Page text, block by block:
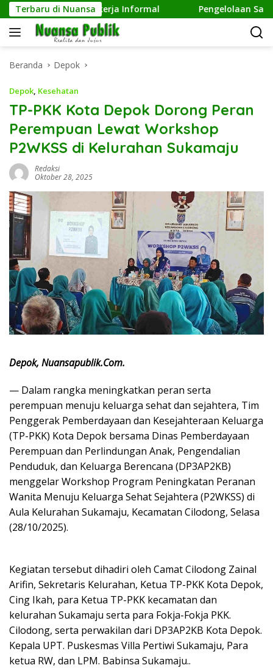
Langsung
ke
konten
Terbaru di Nuansa
terhadap Pekerja Informal Pengelolaan Sampah
Beranda Depok
Depok, Kesehatan
TP-PKK Kota Depok Dorong Peran
Perempuan Lewat Workshop
P2WKSS di Kelurahan Sukamaju
Redaksi
Oktober 28, 2025
Depok, Nuansapublik.Com.
— Dalam rangka meningkatkan peran serta
perempuan menuju keluarga sehat dan sejahtera, Tim
Penggerak Pemberdayaan dan Kesejahteraan Keluarga
(TP-PKK) Kota Depok bersama Dinas Pemberdayaan
Perempuan dan Perlindungan Anak, Pengendalian
Penduduk, dan Keluarga Berencana (DP3AP2KB)
menggelar Workshop Program Peningkatan Peranan
Wanita Menuju Keluarga Sehat Sejahtera (P2WKSS) di
Aula Kelurahan Sukamaju, Kecamatan Cilodong, Selasa
(28/10/2025).
Kegiatan tersebut dihadiri oleh Camat Cilodong Zainal
Arifin, Sekretaris Kelurahan, Ketua TP-PKK Kota Depok,
Cing Ikah, para Ketua TP-PKK kecamatan dan
kelurahan Sukamaju serta para Fokja-Fokja PKK.
Cilodong, serta perwakilan dari DP3AP2KB Kota Depok.
Kepala UPT. Puskesmas Villa Pertiwi Sukamaju, Para
ketua RW, dan LPM. Babinsa Sukamaju..